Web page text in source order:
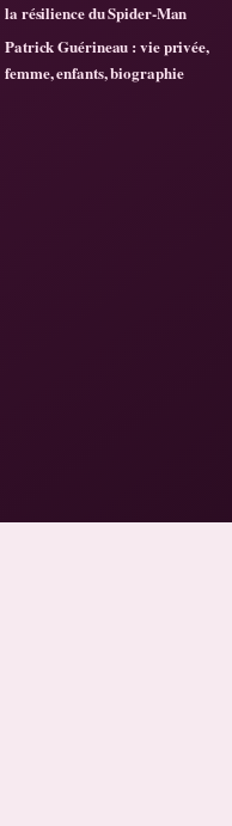
la résilience du Spider-Man
Patrick Guérineau : vie privée,
femme, enfants, biographie